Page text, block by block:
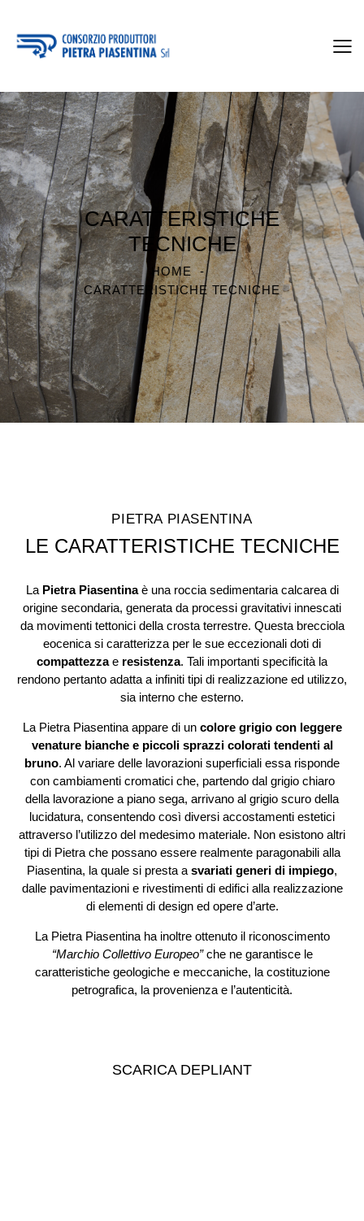
CARATTERISTICHE
TECNICHE
HOME
CARATTERISTICHE TECNICHE
PIETRA PIASENTINA
LE CARATTERISTICHE TECNICHE
La Pietra Piasentinaè una roccia sedimentaria calcarea di
origine secondaria, generata da processi gravitativi innescati
da movimenti tettonici della crosta terrestre. Questa brecciola
eocenica si caratterizza per le sue eccezionali doti di
compattezzae resistenza. Tali importanti specificità la
rendono pertanto adatta a infiniti tipi di realizzazione ed utilizzo,
sia interno che esterno.
La Pietra Piasentina appare di un colore grigio con leggere
venature bianche e piccoli sprazzi colorati tendenti al
bruno. Al variare delle lavorazioni superficiali essa risponde
con cambiamenti cromatici che, partendo dal grigio chiaro
della lavorazione a piano sega, arrivano al grigio scuro della
lucidatura, consentendo così diversi accostamenti estetici
attraverso l’utilizzo del medesimo materiale. Non esistono altri
tipi di Pietra che possano essere realmente paragonabili alla
Piasentina, la quale si presta a svariati generi di impiego,
dalle pavimentazioni e rivestimenti di edifici alla realizzazione
di elementi di design ed opere d’arte.
La Pietra Piasentina ha inoltre ottenuto il riconoscimento
“Marchio Collettivo Europeo”che ne garantisce le
caratteristiche geologiche e meccaniche, la costituzione
petrografica, la provenienza e l’autenticità.
SCARICA DEPLIANT